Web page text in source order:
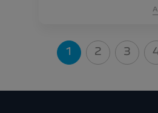
1 2 3 4